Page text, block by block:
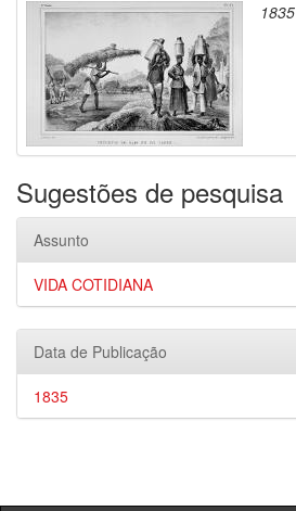
1835
Sugestões de pesquisa
Assunto
VIDA COTIDIANA
Data de Publicação
1835